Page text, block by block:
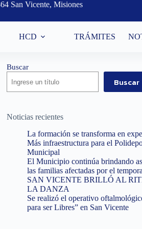
San Vicente, Misiones
HCD TRÁMITES
Buscar
Buscar
Noticias recientes
La formación se transforma en
Más infraestructura para el
Municipal
El Municipio continúa brindando
las familias afectadas por el
SAN VICENTE BRILLÓ AL
LA DANZA
Se realizó el operativo
para ser Libres” en San Vicente